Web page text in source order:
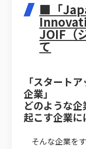
■「
JOIF（
て
「スタート
企業」
どのような
起こす企業に
そんな企業を